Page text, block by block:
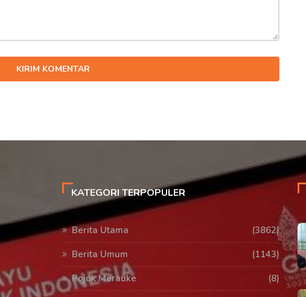
KIRIM KOMENTAR
KATEGORI TERPOPULER
Berita Utama
(3862)
Berita Umum
(1143)
Pojok Merauke
(8)